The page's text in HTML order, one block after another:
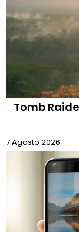
Tomb
7 Agosto 2026